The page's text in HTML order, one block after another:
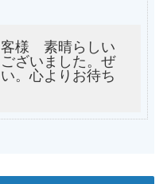
客様 素晴らしい
ざいました。ぜ
。心よりお待ち